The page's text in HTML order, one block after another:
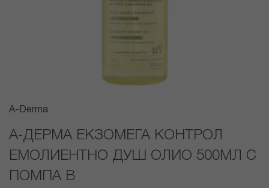
Преминете
началото
галерия
със
снимки
A-Derma
А-ДЕРМА ЕКЗОМЕГА КОНТРОЛ
ЕМОЛИЕНТНО ДУШ ОЛИО 500МЛ С
ПОМПА В